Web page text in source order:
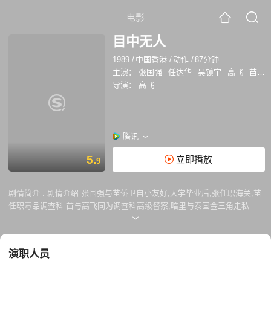
电影
5.9
目中无人
1989 / 中国香港 / 动作 /87分钟
主演：
张国强 任达华 吴镇宇 高飞
苗侨伟
导演：
高飞
腾讯
立即播放
剧情简介 : 剧情介绍 张国强与苗侨卫自小友好,大学毕业后,张任职海关,苗
任职毒品调查科.苗与高飞同为调查科高级督察,暗里与泰国金三角走私客
挂钩,从中获取暴利。 金三角毒贩吴真宇不甘被二人分薄利益，命香港之
单桂枝家中。苗、高为刘铲除吴镇宇，前往泰国与走私生意的拍档任达华
演职人员